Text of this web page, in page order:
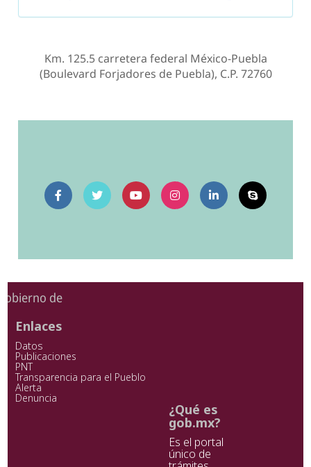
Km. 125.5 carretera federal México-Puebla
(Boulevard Forjadores de Puebla), C.P. 72760